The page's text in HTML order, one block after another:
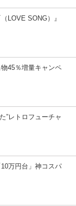
LOVE SONG）』
45％増量キャンペ
”レトロフューチャ
万円台」神コスパ